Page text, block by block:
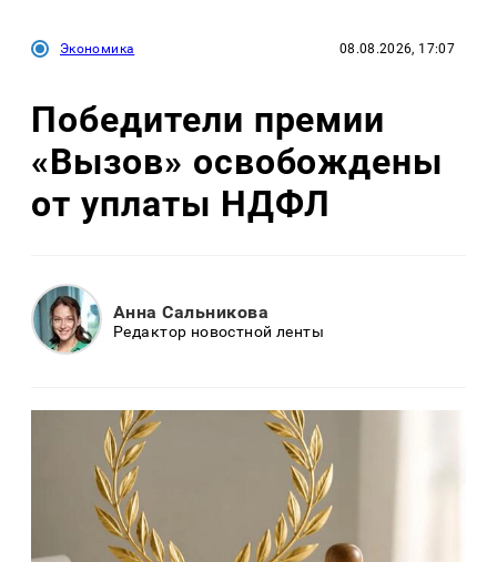
Экономика 08.08.2026, 17:07
Победители премии
«Вызов» освобождены
от уплаты НДФЛ
Анна Сальникова
Редактор новостной ленты